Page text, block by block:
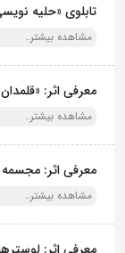
تابلوی «حلیه
مشاهده بیشتر..
معرفی اثر:
مشاهده بیشتر..
معرفی اثر: مجسمه
مشاهده بیشتر..